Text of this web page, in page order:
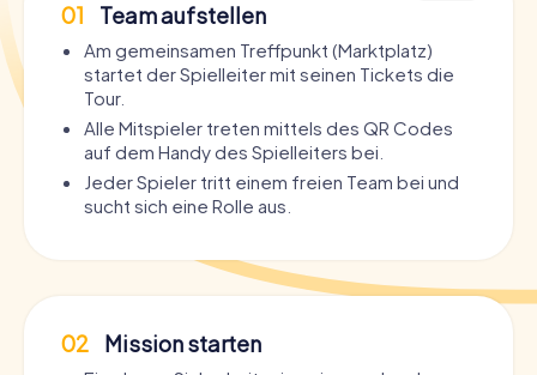
01 Team aufstellen
Am gemeinsamen Treffpunkt (Marktplatz)
startet der Spielleiter mit seinen Tickets die
Tour.
Alle Mitspieler treten mittels des QR Codes
auf dem Handy des Spielleiters bei.
Jeder Spieler tritt einem freien Team bei und
sucht sich eine Rolle aus.
02 Mission starten